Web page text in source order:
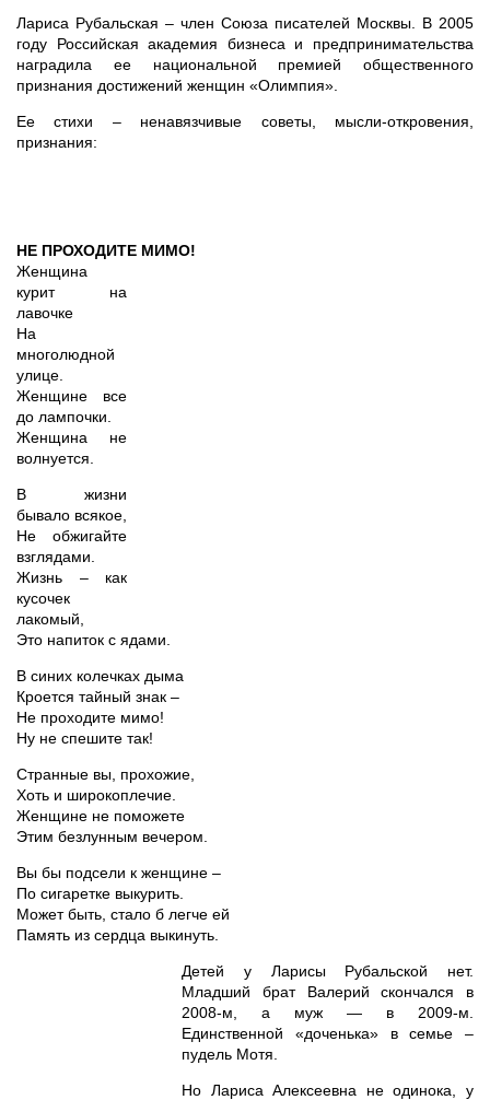
Лариса Рубальская – член Союза писателей Москвы. В 2005
году Российская академия бизнеса и предпринимательства
наградила ее национальной премией общественного
признания достижений женщин «Олимпия».
Ее стихи – ненавязчивые советы, мысли-откровения,
признания:
НЕ ПРОХОДИТЕ МИМО!
Женщина
курит на
лавочке
На
многолюдной
улице.
Женщине все
до лампочки.
Женщина не
волнуется.
В жизни
бывало всякое,
Не обжигайте
взглядами.
Жизнь – как
кусочек
лакомый,
Это напиток с ядами.
В синих колечках дыма
Кроется тайный знак –
Не проходите мимо!
Ну не спешите так!
Странные вы, прохожие,
Хоть и широкоплечие.
Женщине не поможете
Этим безлунным вечером.
Вы бы подсели к женщине –
По сигаретке выкурить.
Может быть, стало б легче ей
Память из сердца выкинуть.
Детей у Ларисы Рубальской нет.
Младший брат Валерий скончался в
2008-м, а муж — в 2009-м.
Единственной «доченька» в семье –
пудель Мотя.
Но Лариса Алексеевна не одинока, у